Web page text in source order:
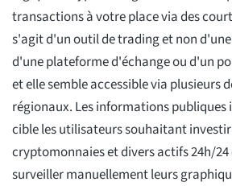
transactions à votre place via des
s'agit d'un outil de trading et non
d'une plateforme d'échange ou d'un
et elle semble accessible via plusieurs
régionaux. Les informations
cible les utilisateurs souhaitant
cryptomonnaies et divers actifs 24h/24
surveiller manuellement leurs